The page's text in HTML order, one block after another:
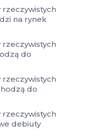
rzeczywistych
na rynek
rzeczywistych
do
rzeczywistych
do
rzeczywistych
debiuty